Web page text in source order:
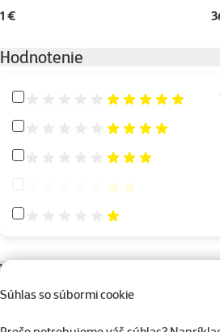
Súhlas so súbormi cookie
1 €
Hodnotenie
Hodnotenie 100%
Hodnotenie 80%
Hodnotenie 60%
Hodnotenie 40%
Hodnotenie 20%
Veľkosť psa
Miniatúrny
Malý